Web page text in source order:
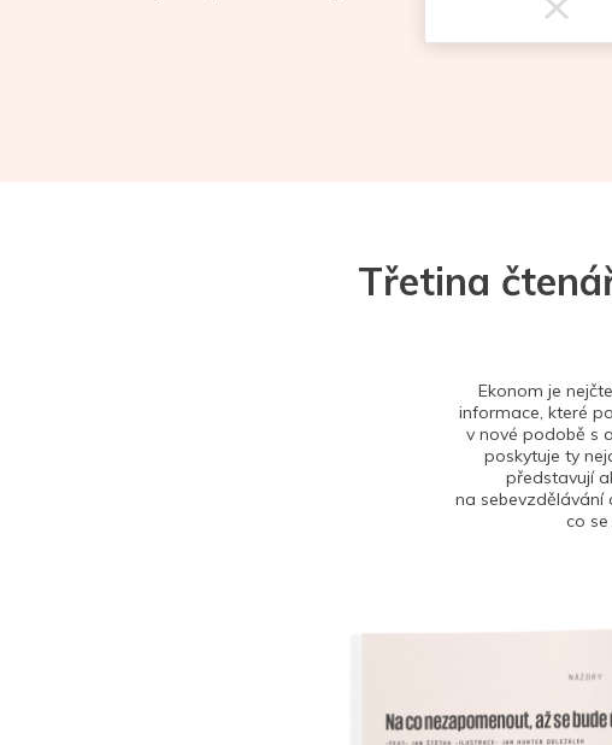
Třetina
Ekonom je
informace, které
v nové podobě s
poskytuje ty
představují
na sebevzdělávání
co